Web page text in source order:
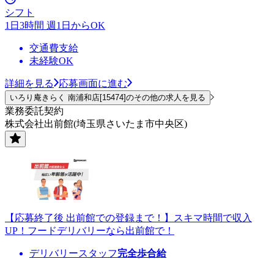
シフト
1日3時間 週1日からOK
交通費支給
未経験OK
詳細を見る 応募画面に進む
いろり庵きらく 南浦和店[15474]のその他の求人を見る
業務委託契約
株式会社出前館(埼玉県さいたま市中央区)
【応募終了後 出前館での登録まで！】スキマ時間で収入
UP！フードデリバリーなら出前館で！
デリバリースタッフ完全歩合給